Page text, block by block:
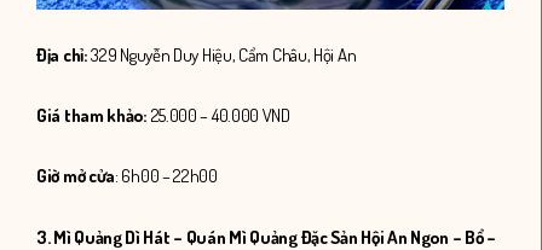
Địa chỉ:329 Nguyễn Duy Hiệu, Cẩm Châu, Hội An
Giá tham khảo: 25.000 – 40.000 VND
Giờ mở cửa: 6h00 – 22h00
3. Mì Quảng Dì Hát – Quán Mì Quảng Đặc Sản Hội An Ngon – Bổ –